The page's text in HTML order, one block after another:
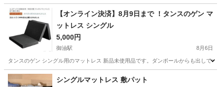
【オンライン決済】8月9日まで ！タンスのゲン マ
ットレス シングル
5,000円
御油駅 8月6日
タンスのゲン シングル用のマットレス 新品未使用品です。ダンボールからも出して
愛知 豊川市 御油駅 寝具
シングルマットレス 敷パット